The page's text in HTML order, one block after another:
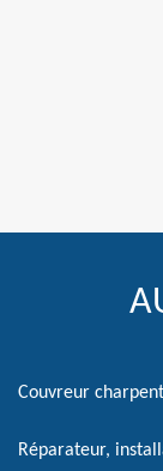
Couvreur
Réparateur,